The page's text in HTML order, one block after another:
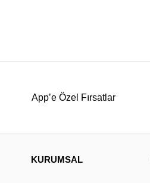
App’e Özel Fırsatlar
KURUMSAL